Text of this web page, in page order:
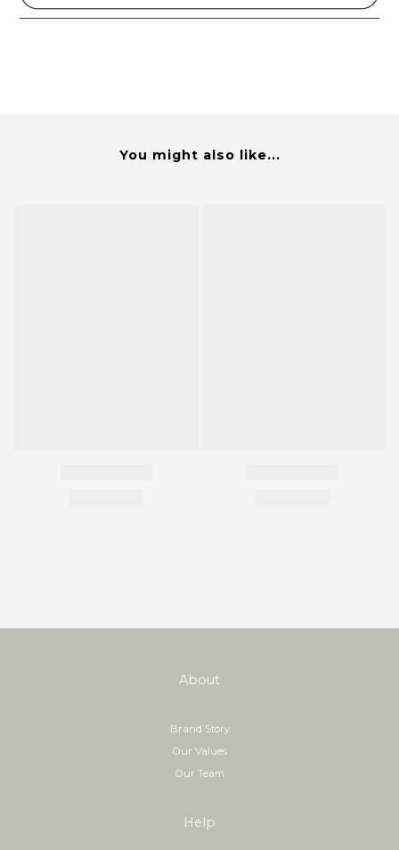
You might also like...
About
Brand Story
Our Values
Our Team
Help